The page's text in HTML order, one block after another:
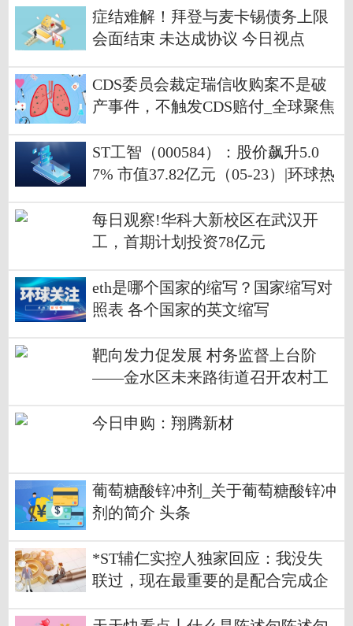
症结难解！拜登与麦卡锡债务上限
会面结束 未达成协议 今日视点
CDS委员会裁定瑞信收购案不是破
产事件，不触发CDS赔付_全球聚焦
ST工智（000584）：股价飙升5.0
7% 市值37.82亿元（05-23）|环球热
每日观察!华科大新校区在武汉开
工，首期计划投资78亿元
eth是哪个国家的缩写？国家缩写对
照表 各个国家的英文缩写
靶向发力促发展 村务监督上台阶
——金水区未来路街道召开农村工
今日申购：翔腾新材
葡萄糖酸锌冲剂_关于葡萄糖酸锌冲
剂的简介 头条
*ST辅仁实控人独家回应：我没失
联过，现在最重要的是配合完成企